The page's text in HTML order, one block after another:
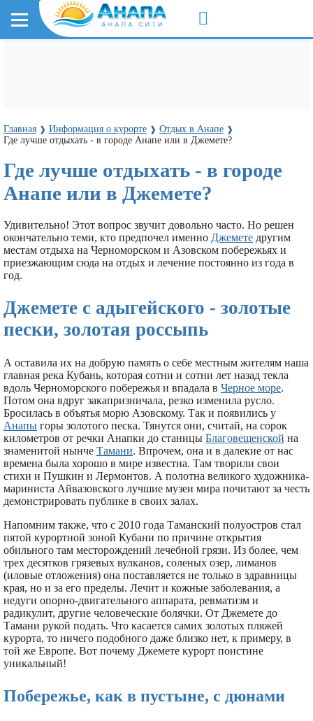
Главная ❱ Информация о курорте ❱ Отдых в Анапе ❱
Где лучше отдыхать - в городе Анапе или в Джемете?
Где лучше отдыхать - в городе
Анапе или в Джемете?
Удивительно! Этот вопрос звучит довольно часто. Но решен
окончательно теми, кто предпочел именно Джемете другим
местам отдыха на Черноморском и Азовском побережьях и
приезжающим сюда на отдых и лечение постоянно из года в
год.
Джемете с адыгейского - золотые
пески, золотая россыпь
А оставила их на добрую память о себе местным жителям наша
главная река Кубань, которая сотни и сотни лет назад текла
вдоль Черноморского побережья и впадала в Черное море.
Потом она вдруг закапризничала, резко изменила русло.
Бросилась в объятья морю Азовскому. Так и появились у
Анапы горы золотого песка. Тянутся они, считай, на сорок
километров от речки Анапки до станицы Благовещенской на
знаменитой нынче Тамани. Впрочем, она и в далекие от нас
времена была хорошо в мире известна. Там творили свои
стихи и Пушкин и Лермонтов. А полотна великого художника-
мариниста Айвазовского лучшие музеи мира почитают за честь
демонстрировать публике в своих залах.
Напомним также, что с 2010 года Таманский полуостров стал
пятой курортной зоной Кубани по причине открытия
обильного там месторождений лечебной грязи. Из более, чем
трех десятков грязевых вулканов, соленых озер, лиманов
(иловые отложения) она поставляется не только в здравницы
края, но и за его пределы. Лечит и кожные заболевания, а
недуги опорно-двигательного аппарата, ревматизм и
радикулит, другие человеческие болячки. От Джемете до
Тамани рукой подать. Что касается самих золотых пляжей
курорта, то ничего подобного даже близко нет, к примеру, в
той же Европе. Вот почему Джемете курорт поистине
уникальный!
Побережье, как в пустыне, с дюнами